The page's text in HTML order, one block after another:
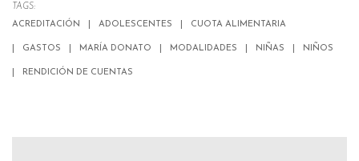
TAGS:
ACREDITACIÓN
ADOLESCENTES CUOTA ALIMENTARIA
GASTOS MARÍA DONATO MODALIDADES NIÑAS NIÑOS
RENDICIÓN DE CUENTAS